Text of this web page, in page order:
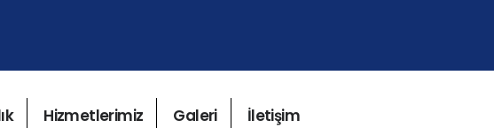
Hizmetlerimiz Galeri İletişim